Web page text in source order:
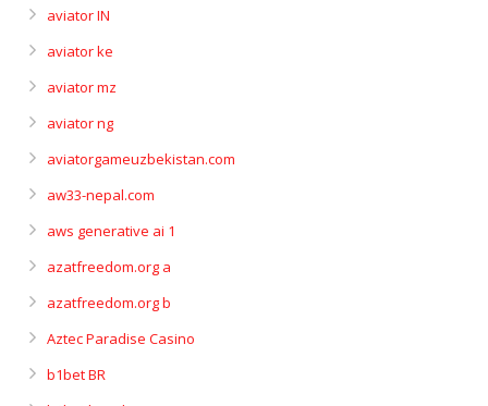
aviator IN
aviator ke
aviator mz
aviator ng
aviatorgameuzbekistan.com
aw33-nepal.com
aws generative ai 1
azatfreedom.org a
azatfreedom.org b
Aztec Paradise Casino
b1bet BR